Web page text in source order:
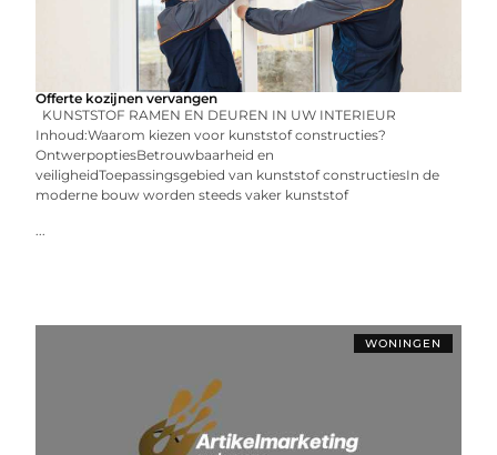
Offerte kozijnen vervangen
KUNSTSTOF RAMEN EN DEUREN IN UW INTERIEUR
Inhoud:Waarom kiezen voor kunststof constructies?
OntwerpoptiesBetrouwbaarheid en
veiligheidToepassingsgebied van kunststof constructiesIn de
moderne bouw worden steeds vaker kunststof
...
WONINGEN